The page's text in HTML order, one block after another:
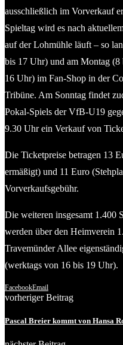
ausschließlich im Vorverkauf
Spieltag wird es nach
auf der Lohmühle läuft – so
bis 17 Uhr) und am Montag
16 Uhr) im Fan-Shop in der
Tribüne. Am Sonntag findet
Pokal-Spiels der VfB-U19
9.30 Uhr ein Verkauf von
Die Ticketpreise betragen 13
ermäßigt) und 11 Euro
Vorverkaufsgebühr.
Die weiteren insgesamt 1.400
werden über den Heimverein
Travemünder Allee
(werktags von 16 bis 19 Uhr).
FacebookEmail
vorheriger Beitrag
Pascal Breier kommt von Hansa